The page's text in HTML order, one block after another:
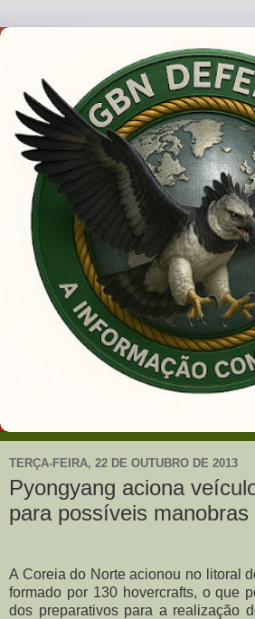
TERÇA-FEIRA, 22 DE OUTUBRO DE 2013
Pyongyang aciona
para possíveis manobras
A Coreia do Norte acionou no litoral
formado por 130 hovercrafts, o que
dos preparativos para a realização